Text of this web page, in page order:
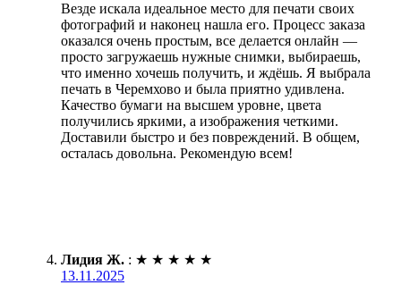
Везде искала идеальное место для печати своих
фотографий и наконец нашла его. Процесс заказа
оказался очень простым, все делается онлайн —
просто загружаешь нужные снимки, выбираешь,
что именно хочешь получить, и ждёшь. Я выбрала
печать в Черемхово и была приятно удивлена.
Качество бумаги на высшем уровне, цвета
получились яркими, а изображения четкими.
Доставили быстро и без повреждений. В общем,
осталась довольна. Рекомендую всем!
Лидия Ж. : ★ ★ ★ ★ ★
13.11.2025